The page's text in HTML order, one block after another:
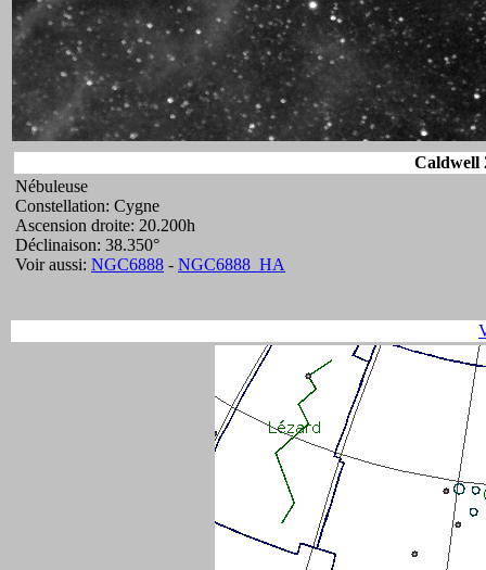
Caldwell
Nébuleuse
Constellation: Cygne
Ascension droite: 20.200h
Déclinaison: 38.350°
Voir aussi: NGC6888 - NGC6888_HA